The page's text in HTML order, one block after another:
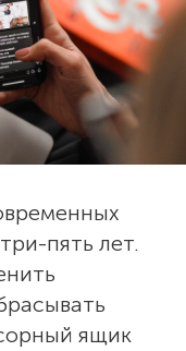
пять лет.
ящик